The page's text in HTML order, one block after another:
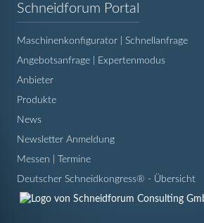
Schneidforum Portal
Maschinenkonfigurator | Schnellanfrage
Angebotsanfrage | Expertenmodus
Anbieter
Produkte
News
Newsletter Anmeldung
Messen | Termine
Deutscher Schneidkongress® - Übersicht